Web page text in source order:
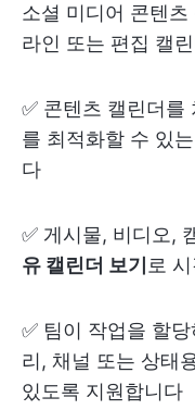
소셜 미디어 콘텐
라인 또는 편집 캘
✅ 콘텐츠 캘린더를
를 최적화할 수 있
다
✅ 게시물, 비디오,
유 캘린더 보기 로
✅ 팀이 작업을 할
리, 채널 또는 상태
있도록 지원합니다